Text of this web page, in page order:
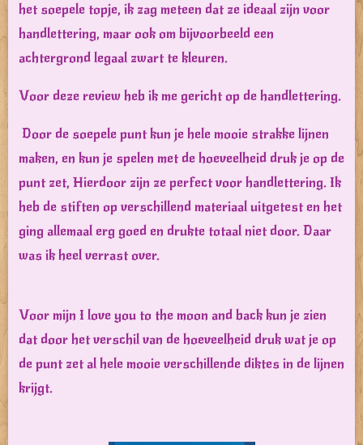
het soepele topje, ik zag meteen dat ze ideaal zijn voor
handlettering, maar ook om bijvoorbeeld een
achtergrond legaal zwart te kleuren.
Voor deze review heb ik me gericht op de handlettering.
Door de soepele punt kun je hele mooie strakke lijnen
maken, en kun je spelen met de hoeveelheid druk je op de
punt zet, Hierdoor zijn ze perfect voor handlettering. Ik
heb de stiften op verschillend materiaal uitgetest en het
ging allemaal erg goed en drukte totaal niet door. Daar
was ik heel verrast over.
Voor mijn I love you to the moon and back kun je zien
dat door het verschil van de hoeveelheid druk wat je op
de punt zet al hele mooie verschillende diktes in de lijnen
krijgt.